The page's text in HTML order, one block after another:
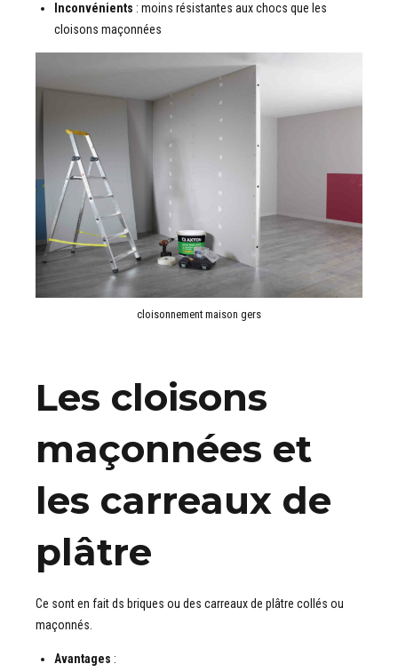
Inconvénients : moins résistantes aux chocs que les
cloisons maçonnées
cloisonnement maison gers
Les cloisons
maçonnées et
les carreaux de
plâtre
Ce sont en fait ds briques ou des carreaux de plâtre collés ou
maçonnés.
Avantages :